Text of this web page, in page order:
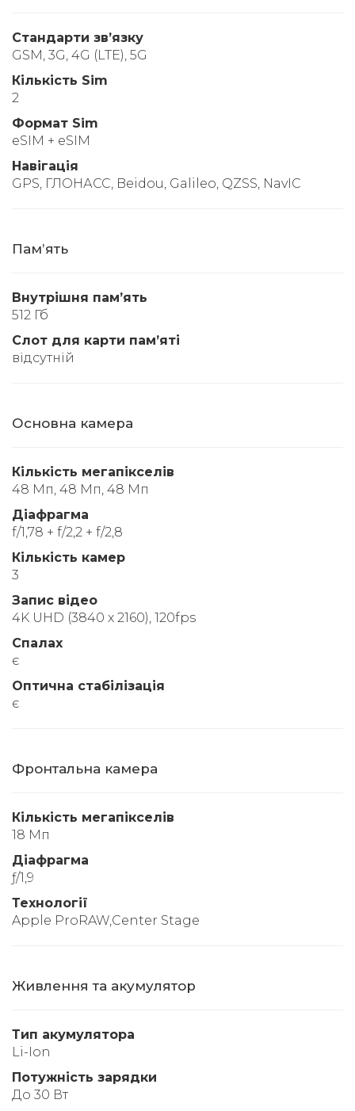
Стандарти звʼязку
GSM, 3G, 4G (LTE), 5G
Кількість Sim
2
Формат Sim
eSIM + eSIM
Навігація
GPS, ГЛОНАСС, Beidou, Galileo, QZSS, NavIC
Памʼять
Внутрішня памʼять
512 Гб
Слот для карти памʼяті
відсутній
Основна камера
Кількість мегапікселів
48 Мп, 48 Мп, 48 Мп
Діафрагма
f/1,78 + f/2,2 + f/2,8
Кількість камер
3
Запис відео
4K UHD (3840 x 2160), 120fps
Спалах
є
Оптична стабілізація
є
Фронтальна камера
Кількість мегапікселів
18 Мп
Діафрагма
ƒ/1,9
Технології
Apple ProRAW,Center Stage
Живлення та акумулятор
Тип акумулятора
Li-Ion
Потужність зарядки
До 30 Вт